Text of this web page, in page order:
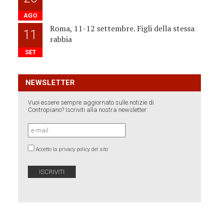
AGO
11
SET
Roma, 11-12 settembre. Figli della stessa
rabbia
NEWSLETTER
Vuoi essere sempre aggiornato sulle notizie di
Contropiano? Iscriviti alla nostra newsletter:
Accetto la privacy policy del sito